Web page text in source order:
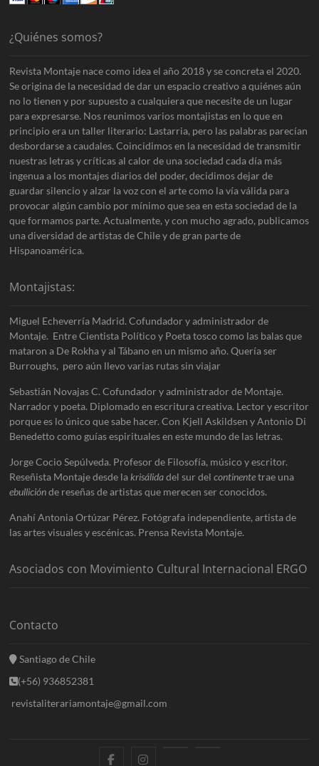
¿Quiénes somos?
Revista Montaje nace como idea el año 2018 y se concreta el 2020.
Se origina de la necesidad de dar un espacio creativo a quiénes aún
no lo tienen y por supuesto a cualquiera que necesite de un lugar
para expresarse. Nos reunimos varios montajistas en lo que en
principio era un taller literario: Lastarria, pero las palabras parecían
desbordarse a caudales. Coincidimos en la necesidad de transmitir
nuestras letras y críticas al calor de una sociedad cada día más
ingenua a los montajes diarios del poder, decidimos dejar de
guardar silencio y alzar la voz con el arte como la vía válida para
provocar algún cambio por mínimo que sea en esta sociedad de la
que formamos parte. Actualmente, y con mucho agrado, publicamos
una diversidad de artistas de Chile y de gran parte de
Hispanoamérica.
Montajistas:
Miguel Echeverría Madrid. Cofundador y administrador de
Montaje. Entre Cientista Político y Poeta tosco como las balas que
mataron a De Rokha y al Tábano en un mismo año. Quería ser
Burroughs, pero aún llevo varias rutas sin viajar
Sebastián Novajas C. Cofundador y administrador de Montaje.
Narrador y poeta. Diplomado en escritura creativa. Lector y escritor
porque es lo único que sabe hacer. Con Kjell Askildsen y Antonio Di
Benedetto como guías espirituales en este mundo de las letras.
Jorge Cocio Sepúlveda. Profesor de Filosofía, músico y escritor.
Reseñista Montaje desde lakrisálidadel sur delcontinentetrae una
ebulliciónde reseñas de artistas que merecen ser conocidos.
Anahí Antonia Ortúzar Pérez. Fotógrafa independiente, artista de
las artes visuales y escénicas. Prensa Revista Montaje.
Asociados con Movimiento Cultural Internacional ERGO
Contacto
Santiago de Chile
(+56) 936852381
revistaliterariamontaje@gmail.com